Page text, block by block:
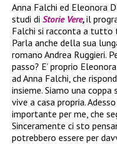
Anna Falchi ed Eleonora
studi di Storie Vere,il
Falchi si racconta a tutto
Parla anche della sua
romano Andrea Ruggieri.
passo? E’ proprio
ad Anna Falchi, che
insieme. Siamo una
vive a casa propria.
importante per me, che
Sinceramente ci sto
potrebbero essere per